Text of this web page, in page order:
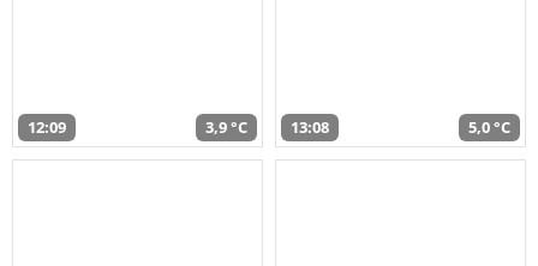
12:09 3,9 °C 13:08 5,0 °C